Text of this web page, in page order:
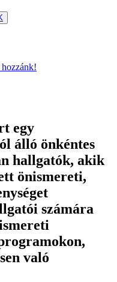
egy
álló önkéntes
hallgatók, akik
önismereti,
számára
való